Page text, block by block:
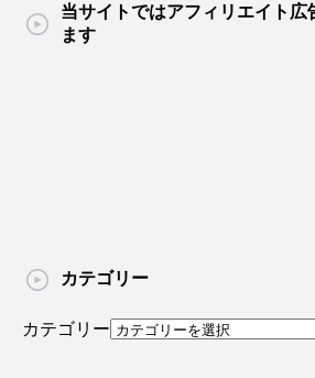
当サイトではアフィリエイト広
ます
カテゴリー
カテゴリー